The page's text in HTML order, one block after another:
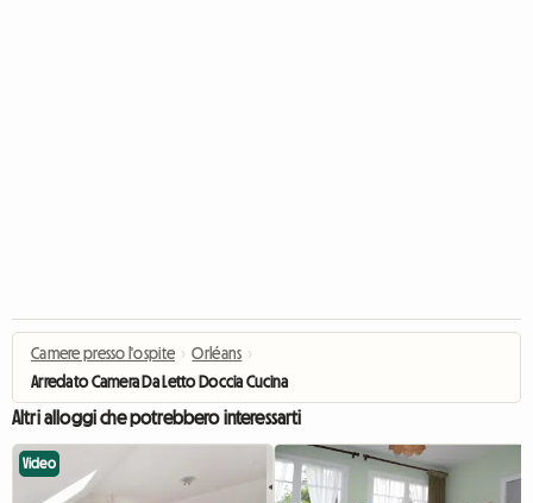
Camere presso l'ospite › Orléans ›
Arredato Camera Da Letto Doccia Cucina
Altri alloggi che potrebbero interessarti
Video